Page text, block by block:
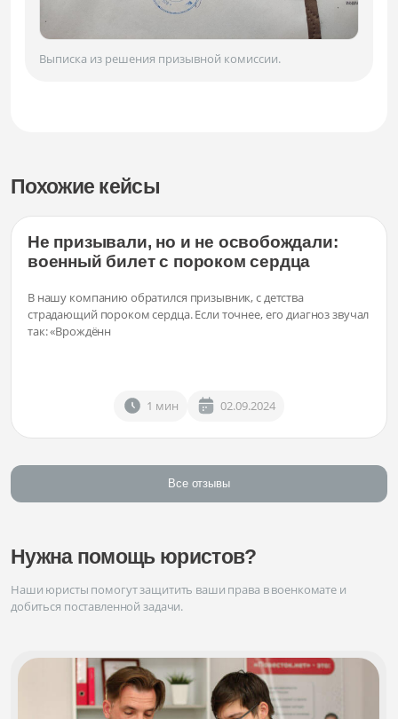
Выписка из решения призывной комиссии.
Похожие кейсы
Не призывали, но и не освобождали:
военный билет с пороком сердца
В нашу компанию обратился призывник, с детства
страдающий пороком сердца. Если точнее, его диагноз звучал
так: «Врождённ
1 мин 02.09.2024
Все отзывы
Нужна помощь юристов?
Наши юристы помогут защитить ваши права в военкомате и
добиться поставленной задачи.